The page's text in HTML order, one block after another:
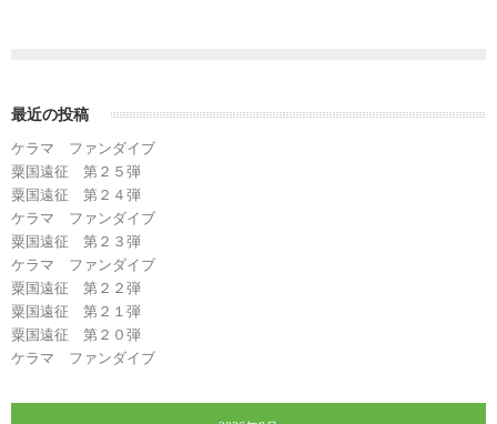
最近の投稿
ケラマ ファンダイブ
粟国遠征 第２５弾
粟国遠征 第２４弾
ケラマ ファンダイブ
粟国遠征 第２３弾
ケラマ ファンダイブ
粟国遠征 第２２弾
粟国遠征 第２１弾
粟国遠征 第２０弾
ケラマ ファンダイブ